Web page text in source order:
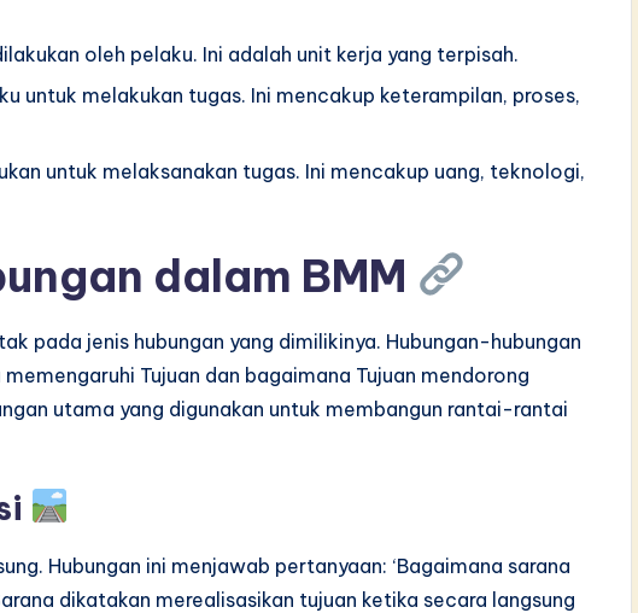
oleh pelaku. Ini adalah unit kerja yang terpisah.
untuk melakukan tugas. Ini mencakup keterampilan, proses,
untuk melaksanakan tugas. Ini mencakup uang, teknologi,
dalam BMM
pada jenis hubungan yang dimilikinya. Hubungan-hubungan
Tujuan dan bagaimana Tujuan mendorong
utama yang digunakan untuk membangun rantai-rantai
Hubungan ini menjawab pertanyaan: ‘Bagaimana sarana
dikatakan merealisasikan tujuan ketika secara langsung